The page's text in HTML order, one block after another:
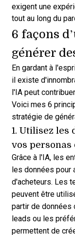
exigent une
tout au long du
6 façons
générer
En gardant à
il existe
l'IA peut
Voici mes 6
stratégie de
1. Utilisez les
vos personas
Grâce à l'IA, les
les données pour
d'acheteurs. Les
peuvent être
partir de données
leads ou les
permettent de